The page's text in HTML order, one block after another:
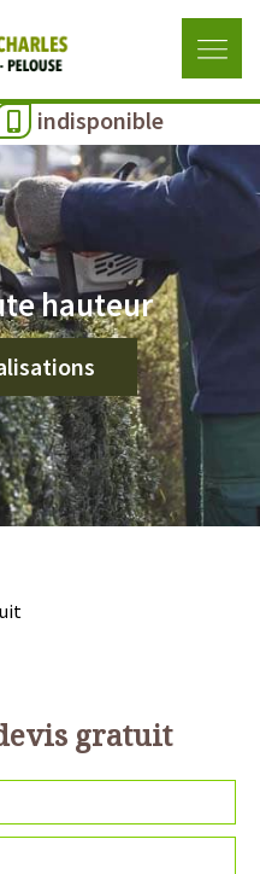
indisponible
hauteur
gratuit